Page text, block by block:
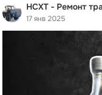
НСХТ - Ремонт
17 янв 2025